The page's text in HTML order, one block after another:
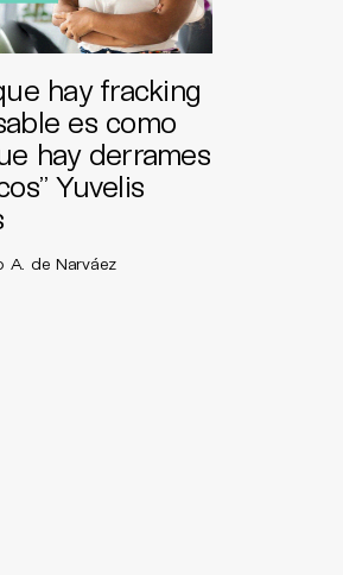
hay fracking
es como
hay derrames
Yuvelis
A. de Narváez